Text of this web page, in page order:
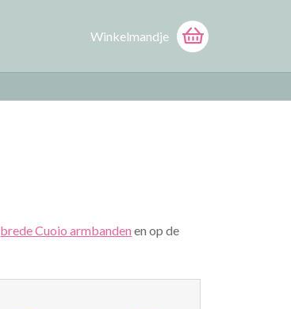
Winkelmandje
brede Cuoio armbanden en op de